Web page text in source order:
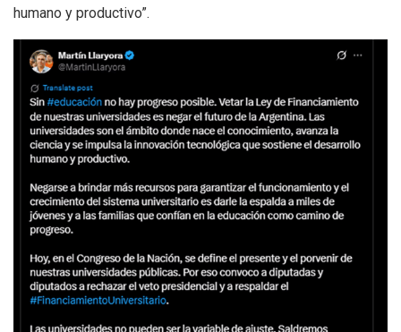
humano y productivo”.